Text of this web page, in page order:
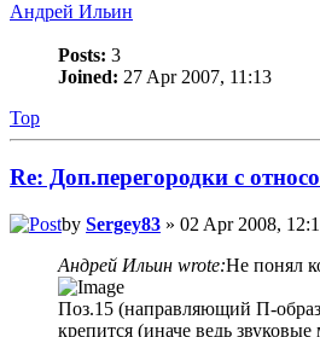
Андрей Ильин
Posts: 3
Joined: 27 Apr 2007, 11:13
Top
Re: Доп.перегородки с
by Sergey83 » 02 Apr 2008,
Андрей Ильин wrote:Не понял
Поз.15 (направляющий П-
крепится (иначе ведь